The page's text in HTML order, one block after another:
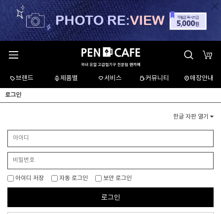
브랜드 제품별 서비스 커뮤니티 매장안내
로그인
한글 자판 열기
아이디 저장 자동 로그인 보안 로그인
로그인